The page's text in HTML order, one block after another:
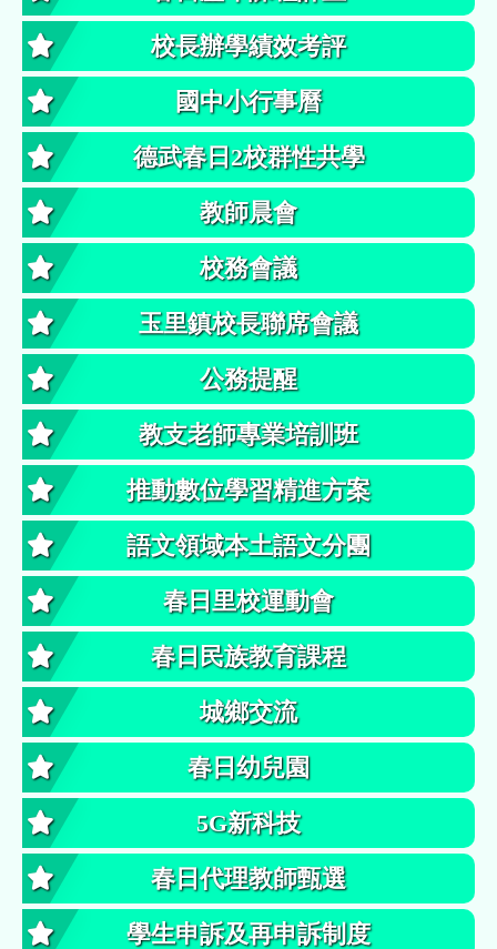
校長辦學績效考評
國中小行事曆
德武春日2校群性共學
教師晨會
校務會議
玉里鎮校長聯席會議
公務提醒
教支老師專業培訓班
推動數位學習精進方案
語文領域本土語文分團
春日里校運動會
春日民族教育課程
城鄉交流
春日幼兒園
5G新科技
春日代理教師甄選
學生申訴及再申訴制度